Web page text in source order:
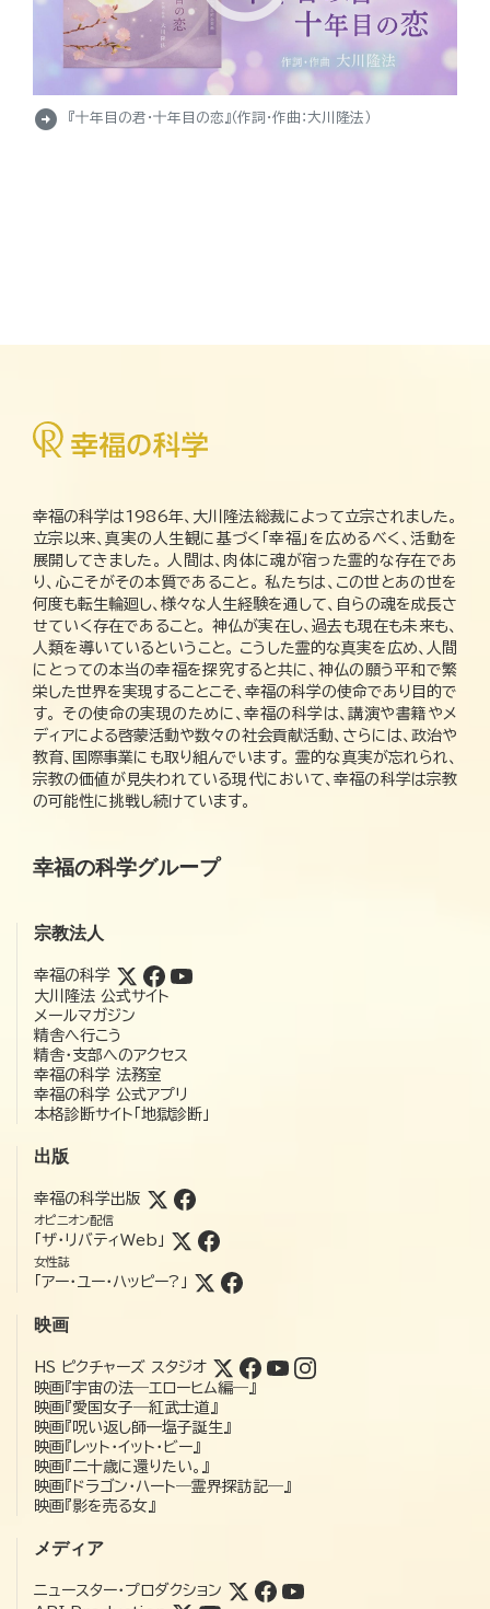
arrow_circle_right 『十年目の君・十年目の恋』（作詞・作曲：大川隆法）
幸福の科学は1986年、大川隆法総裁によって立宗されました。
立宗以来、真実の人生観に基づく「幸福」を広めるべく、活動を
展開してきました。 人間は、肉体に魂が宿った霊的な存在であ
り、心こそがその本質であること。 私たちは、この世とあの世を
何度も転生輪廻し、様々な人生経験を通して、自らの魂を成長さ
せていく存在であること。 神仏が実在し、過去も現在も未来も、
人類を導いているということ。 こうした霊的な真実を広め、人間
にとっての本当の幸福を探究すると共に、神仏の願う平和で繁
栄した世界を実現することこそ、幸福の科学の使命であり目的で
す。 その使命の実現のために、幸福の科学は、講演や書籍やメ
ディアによる啓蒙活動や数々の社会貢献活動、さらには、政治や
教育、国際事業にも取り組んでいます。 霊的な真実が忘れられ、
宗教の価値が見失われている現代において、幸福の科学は宗教
の可能性に挑戦し続けています。
幸福の科学グループ
宗教法人
幸福の科学
大川隆法 公式サイト
メールマガジン
精舎へ行こう
精舎・支部へのアクセス
幸福の科学 法務室
幸福の科学 公式アプリ
本格診断サイト「地獄診断」
出版
幸福の科学出版
オピニオン配信
「ザ・リバティWeb」
女性誌
「アー・ユー・ハッピー?」
映画
HS ピクチャーズ スタジオ
映画『宇宙の法―エローヒム編―』
映画『愛国女子―紅武士道』
映画『呪い返し師—塩子誕生』
映画『レット・イット・ビー』
映画『二十歳に還りたい。』
映画『ドラゴン・ハート―霊界探訪記―』
映画『影を売る女』
メディア
ニュースター・プロダクション